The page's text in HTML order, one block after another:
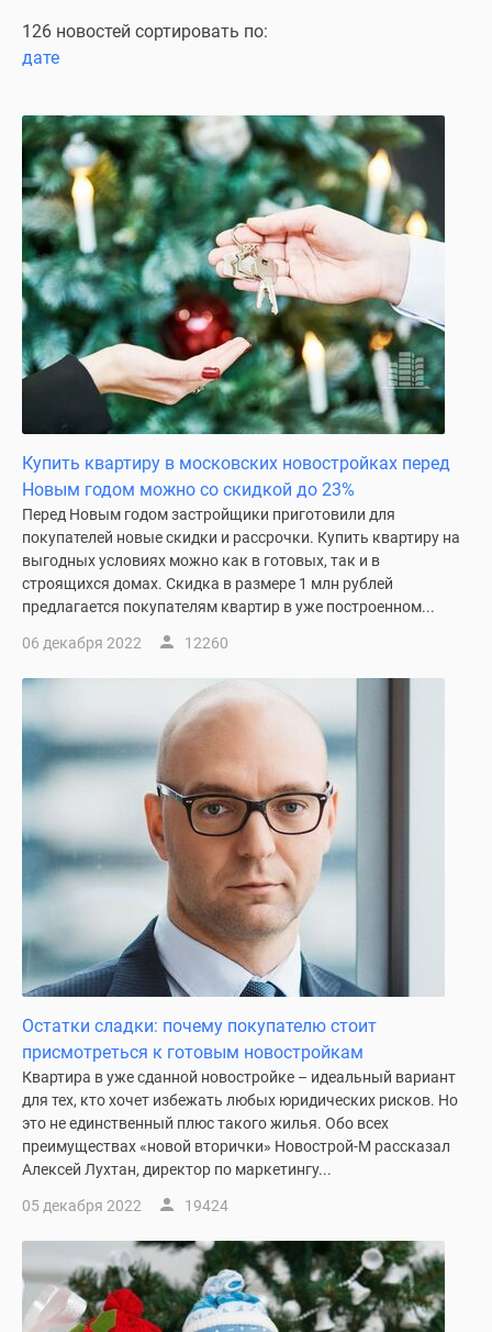
Специальные
предложения
Продавцы
застройщики
Панорамы
новостроек
Видеообзор
новостроек
Экспертиза
новостроек
Экология
Студии
комнатные
комнатные
комнатные
Квартиры
Ипотечный
калькулятор
Семейная
Военная
ипотека
Банки
программы
Медиа
Новости
недвижимости
Мнение
эксперта
Аналитика
рынка
Покупателю
новостроек
Эксперты
авторы
126 новостей сортировать по:
дате
Купить квартиру в московских новостройках перед
Новым годом можно со скидкой до 23%
Перед Новым годом застройщики приготовили для
покупателей новые скидки и рассрочки. Купить квартиру на
выгодных условиях можно как в готовых, так и в
строящихся домах. Скидка в размере 1 млн рублей
предлагается покупателям квартир в уже построенном...
06 декабря 2022 12260
Остатки сладки: почему покупателю стоит
присмотреться к готовым новостройкам
Квартира в уже сданной новостройке – идеальный вариант
для тех, кто хочет избежать любых юридических рисков. Но
это не единственный плюс такого жилья. Обо всех
преимуществах «новой вторички» Новострой-М рассказал
Алексей Лухтан, директор по маркетингу...
05 декабря 2022 19424